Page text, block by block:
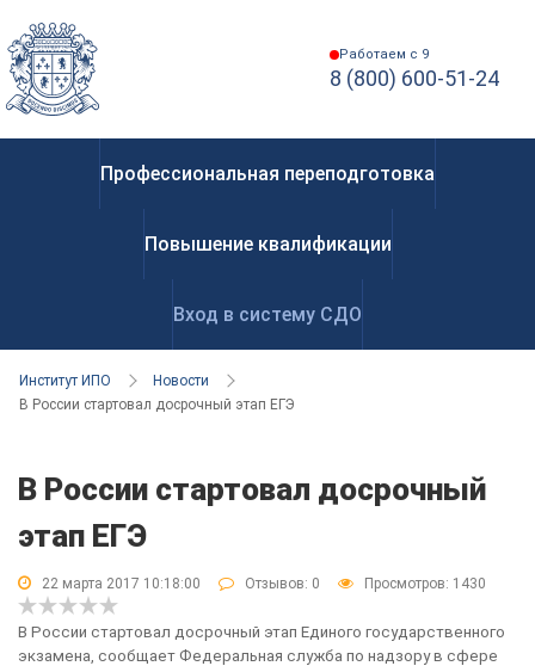
Работаем с 9
8 (800) 600-51-24
Профессиональная переподготовка
Повышение квалификации
Вход в систему СДО
Институт ИПО
Новости
В России стартовал досрочный этап ЕГЭ
В России стартовал досрочный
этап ЕГЭ
22 марта 2017 10:18:00 Отзывов: 0 Просмотров: 1430
В России стартовал досрочный этап Единого государственного
экзамена, сообщает Федеральная служба по надзору в сфере